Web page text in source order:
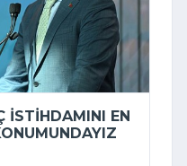
ISTIHDAMINI EN